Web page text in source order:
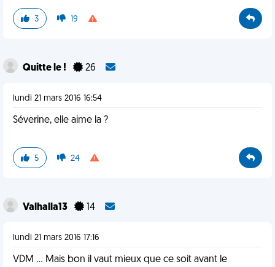
3 19
Quitte le ! 26
lundi 21 mars 2016 16:54
Séverine, elle aime la ?
5 24
Valhalla13 14
lundi 21 mars 2016 17:16
VDM ... Mais bon il vaut mieux que ce soit avant le